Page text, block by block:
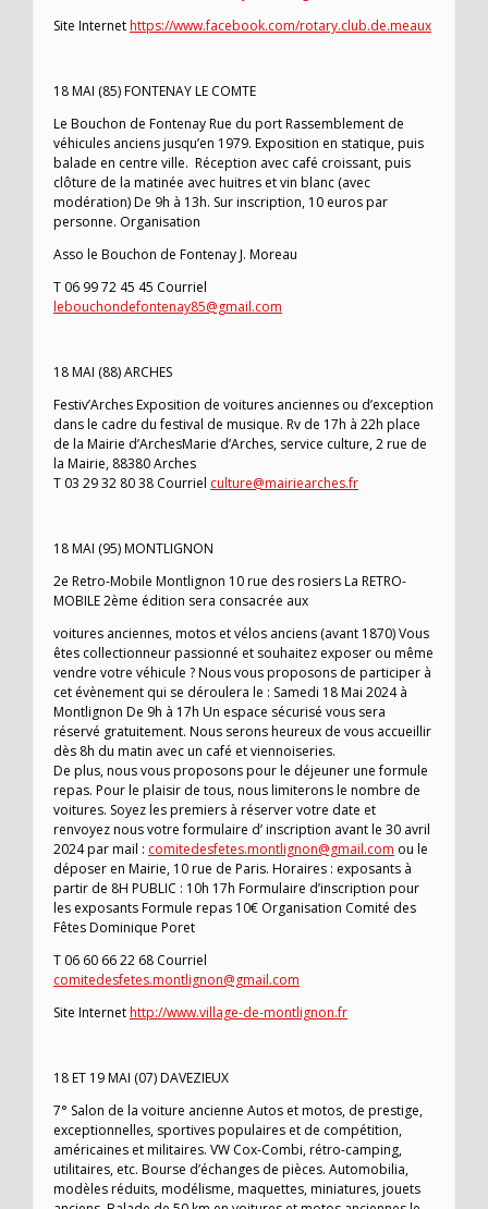
Site Internethttps://www.facebook.com/rotary.club.de.meaux
18 MAI (85) FONTENAY LE COMTE
Le Bouchon de Fontenay Rue du port Rassemblement de
véhicules anciens jusqu’en 1979. Exposition en statique, puis
balade en centre ville. Réception avec café croissant, puis
clôture de la matinée avec huitres et vin blanc (avec
modération) De 9h à 13h. Sur inscription, 10 euros par
personne. Organisation
Asso le Bouchon de Fontenay J. Moreau
T 06 99 72 45 45 Courriel
lebouchondefontenay85@gmail.com
18 MAI (88) ARCHES
Festiv’Arches Exposition de voitures anciennes ou d’exception
dans le cadre du festival de musique. Rv de 17h à 22h place
de la Mairie d’ArchesMarie d’Arches, service culture, 2 rue de
la Mairie, 88380 Arches
T 03 29 32 80 38 Courriel culture@mairiearches.fr
18 MAI (95) MONTLIGNON
2e Retro-Mobile Montlignon 10 rue des rosiers La RETRO-
MOBILE 2ème édition sera consacrée aux
voitures anciennes, motos et vélos anciens (avant 1870) Vous
êtes collectionneur passionné et souhaitez exposer ou même
vendre votre véhicule ? Nous vous proposons de participer à
cet évènement qui se déroulera le : Samedi 18 Mai 2024 à
Montlignon De 9h à 17h Un espace sécurisé vous sera
réservé gratuitement. Nous serons heureux de vous accueillir
dès 8h du matin avec un café et viennoiseries.
De plus, nous vous proposons pour le déjeuner une formule
repas. Pour le plaisir de tous, nous limiterons le nombre de
voitures. Soyez les premiers à réserver votre date et
renvoyez nous votre formulaire d’ inscription avant le 30 avril
2024 par mail : comitedesfetes.montlignon@gmail.com ou le
déposer en Mairie, 10 rue de Paris. Horaires : exposants à
partir de 8H PUBLIC : 10h 17h Formulaire d’inscription pour
les exposants Formule repas 10€ Organisation Comité des
Fêtes Dominique Poret
T 06 60 66 22 68 Courriel
comitedesfetes.montlignon@gmail.com
Site Internethttp://www.village-de-montlignon.fr
18 ET 19 MAI (07) DAVEZIEUX
7° Salon de la voiture ancienne Autos et motos, de prestige,
exceptionnelles, sportives populaires et de compétition,
américaines et militaires. VW Cox-Combi, rétro-camping,
utilitaires, etc. Bourse d’échanges de pièces. Automobilia,
modèles réduits, modélisme, maquettes, miniatures, jouets